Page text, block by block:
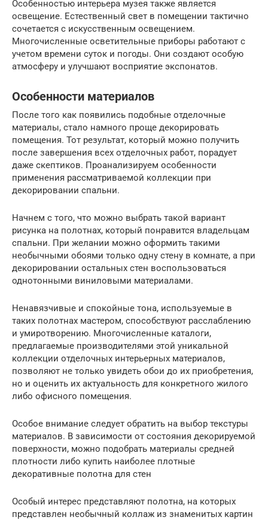
Особенностью интерьера музея также является
освещение. Естественный свет в помещении тактично
сочетается с искусственным освещением.
Многочисленные осветительные приборы работают с
учетом времени суток и погоды. Они создают особую
атмосферу и улучшают восприятие экспонатов.
Особенности материалов
После того как появились подобные отделочные
материалы, стало намного проще декорировать
помещения. Тот результат, который можно получить
после завершения всех отделочных работ, порадует
даже скептиков. Проанализируем особенности
применения рассматриваемой коллекции при
декорировании спальни.
Начнем с того, что можно выбрать такой вариант
рисунка на полотнах, который понравится владельцам
спальни. При желании можно оформить такими
необычными обоями только одну стену в комнате, а при
декорировании остальных стен воспользоваться
однотонными виниловыми материалами.
Ненавязчивые и спокойные тона, используемые в
таких полотнах мастером, способствуют расслаблению
и умиротворению. Многочисленные каталоги,
предлагаемые производителями этой уникальной
коллекции отделочных интерьерных материалов,
позволяют не только увидеть обои до их приобретения,
но и оценить их актуальность для конкретного жилого
либо офисного помещения.
Особое внимание следует обратить на выбор текстуры
материалов. В зависимости от состояния декорируемой
поверхности, можно подобрать материалы средней
плотности либо купить наиболее плотные
декоративные полотна для стен
Особый интерес представляют полотна, на которых
представлен необычный коллаж из знаменитых картин